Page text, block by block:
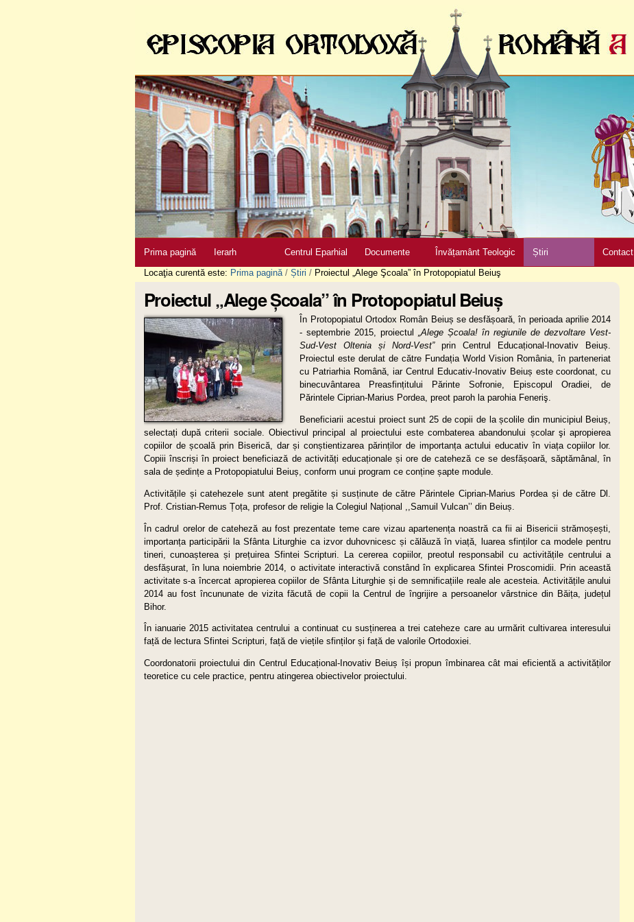
Sari
navigare
Prima pagină Ierarh Centrul Eparhial Documente Învățamânt Teologic Știri Contact
Locaţia curentă este: Prima pagină / Știri / Proiectul „Alege Şcoala” în Protopopiatul Beiuş
Proiectul „Alege Şcoala” în Protopopiatul Beiuş
În Protopopiatul Ortodox Român Beiuș se desfășoară, în perioada aprilie 2014
- septembrie 2015, proiectul„Alege Școala! în regiunile de dezvoltare Vest-
Sud-Vest Oltenia și Nord-Vest”prin Centrul Educațional-Inovativ Beiuș.
Proiectul este derulat de către Fundația World Vision România, în parteneriat
cu Patriarhia Română, iar Centrul Educativ-Inovativ Beiuș este coordonat, cu
binecuvântarea Preasfințitului Părinte Sofronie, Episcopul Oradiei, de
Părintele Ciprian-Marius Pordea, preot paroh la parohia Feneriş.
Beneficiarii acestui proiect sunt 25 de copii de la școlile din municipiul Beiuș,
selectați după criterii sociale. Obiectivul principal al proiectului este combaterea abandonului școlar şi apropierea
copiilor de școală prin Biserică, dar și conștientizarea părinților de importanța actului educativ în viața copiilor lor.
Copiii înscriși în proiect beneficiază de activități educaționale și ore de cateheză ce se desfășoară, săptămânal, în
sala de ședințe a Protopopiatului Beiuș, conform unui program ce conține șapte module.
Activitățile și catehezele sunt atent pregătite și susținute de către Părintele Ciprian-Marius Pordea și de către Dl.
Prof. Cristian-Remus Țoța, profesor de religie la Colegiul Național ,,Samuil Vulcan’’ din Beiuș.
În cadrul orelor de cateheză au fost prezentate teme care vizau apartenența noastră ca fii ai Bisericii strămoșești,
importanța participării la Sfânta Liturghie ca izvor duhovnicesc și călăuză în viață, luarea sfinților ca modele pentru
tineri, cunoașterea și prețuirea Sfintei Scripturi. La cererea copiilor, preotul responsabil cu activitățile centrului a
desfășurat, în luna noiembrie 2014, o activitate interactivă constând în explicarea Sfintei Proscomidii. Prin această
activitate s-a încercat apropierea copiilor de Sfânta Liturghie și de semnificațiile reale ale acesteia. Activitățile anului
2014 au fost încununate de vizita făcută de copii la Centrul de îngrijire a persoanelor vârstnice din Băița, județul
Bihor.
În ianuarie 2015 activitatea centrului a continuat cu susținerea a trei cateheze care au urmărit cultivarea interesului
față de lectura Sfintei Scripturi, față de viețile sfinților și față de valorile Ortodoxiei.
Coordonatorii proiectului din Centrul Educațional-Inovativ Beiuș își propun îmbinarea cât mai eficientă a activităților
teoretice cu cele practice, pentru atingerea obiectivelor proiectului.